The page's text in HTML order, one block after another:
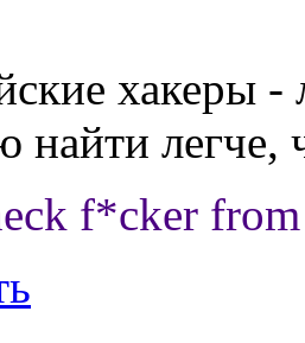
хакеры
найти легче,
f*cker